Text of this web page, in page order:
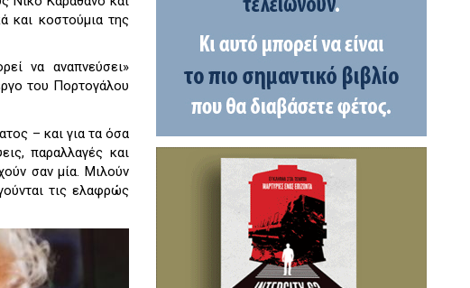
και κοστούμια της
να αναπνεύσει»
του Πορτογάλου
– και για τα όσα
παραλλαγές και
σαν μία. Μιλούν
τις ελαφρώς